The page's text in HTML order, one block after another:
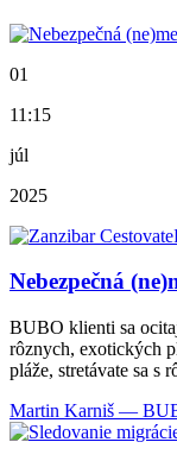
01
11:15
júl
2025
Nebezpečná
BUBO klienti sa
rôznych, exotických
pláže, stretávate sa
Martin Karniš —